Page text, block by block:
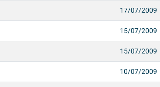
17/07/2009
15/07/2009
15/07/2009
10/07/2009